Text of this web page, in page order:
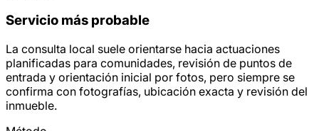
Servicio más probable
La consulta local suele orientarse hacia actuaciones
planificadas para comunidades, revisión de puntos de
entrada y orientación inicial por fotos, pero siempre se
confirma con fotografías, ubicación exacta y revisión del
inmueble.